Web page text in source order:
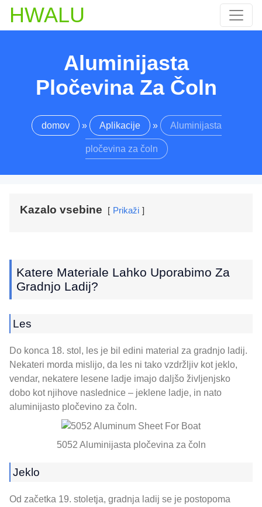
HWALU
Aluminijasta
Pločevina Za Čoln
domov » Aplikacije » Aluminijasta
pločevina za čoln
Kazalo vsebine Prikaži
Katere Materiale Lahko Uporabimo Za
Gradnjo Ladij?
Les
Do konca 18. stol, les je bil edini material za gradnjo ladij.
Nekateri morda mislijo, da les ni tako vzdržljiv kot jeklo,
vendar, nekatere lesene ladje imajo daljšo življenjsko
dobo kot njihove naslednice – jeklene ladje, in nato
aluminijasto pločevino za čoln.
5052 Aluminijasta pločevina za čoln
Jeklo
Od začetka 19. stoletja, gradnja ladij se je postopoma